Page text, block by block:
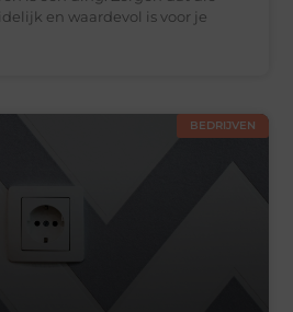
en waardevol is voor je
BEDRIJVEN